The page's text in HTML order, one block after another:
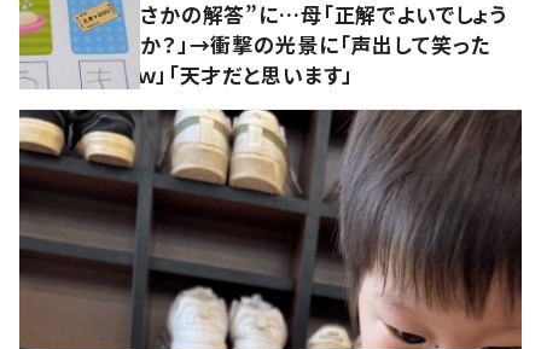
さかの解答”に…母「正解でよいでしょう
か？」→衝撃の光景に「声出して笑った
ｗ」「天才だと思います」